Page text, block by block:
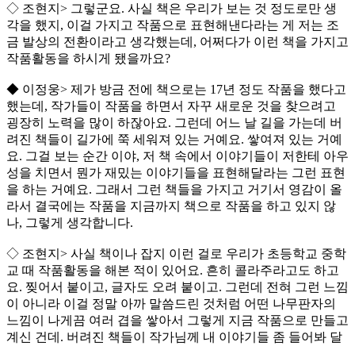
◇ 조현지> 그렇군요. 사실 책은 우리가 보는 것 정도로만 생
각을 했지, 이걸 가지고 작품으로 표현해낸다라는 게 저는 조
금 발상의 전환이라고 생각했는데, 어쩌다가 이런 책을 가지고
작품활동을 하시게 됐을까요?
◆ 이정웅> 제가 방금 전에 책으로는 17년 정도 작품을 했다고
했는데, 작가들이 작품을 하면서 자꾸 새로운 것을 찾으려고
굉장히 노력을 많이 하잖아요. 그런데 어느 날 길을 가는데 버
려진 책들이 길가에 쭉 세워져 있는 거예요. 쌓여져 있는 거예
요. 그걸 보는 순간 이야, 저 책 속에서 이야기들이 저한테 아우
성을 치면서 뭔가 재밌는 이야기들을 표현해달라는 그런 표현
을 하는 거예요. 그래서 그런 책들을 가지고 거기서 영감이 올
라서 결국에는 작품을 지금까지 책으로 작품을 하고 있지 않
나, 그렇게 생각합니다.
◇ 조현지> 사실 책이나 잡지 이런 걸로 우리가 초등학교 중학
교 때 작품활동을 해본 적이 있어요. 흔히 콜라주라고도 하고
요. 찢어서 붙이고, 글자도 오려 붙이고. 그런데 전혀 그런 느낌
이 아니라 이걸 정말 아까 말씀드린 것처럼 어떤 나무판자의
느낌이 나게끔 여러 겹을 쌓아서 그렇게 지금 작품으로 만들고
계신 건데. 버려진 책들이 작가님께 내 이야기들 좀 들어봐 달